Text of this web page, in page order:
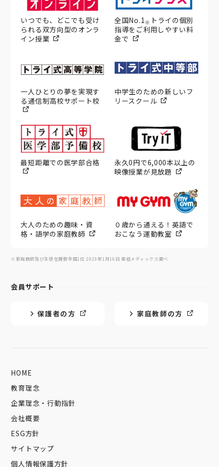
いつでも、どこでも受け
られる双方向型のオンラ
イン授業
全国No.1※ トライの個別
指導をご利用しやすい料
金で
一人ひとりの夢を実現す
る通信制高校サポート校
中学生のための新しいフ
リースクール
最短距離での医学部合格
永久0円で6,000本以上の
映像授業が見放題
大人のための趣味・資
格・語学の家庭教師
０歳から通える！英語で
おこなう運動教室
※家庭教師及び生徒在籍数全国1位 2023年1月16日 産經メディックス調べ
会員サポート
保護者の方 家庭教師の方
HOME
教育理念
企業理念・行動指針
会社概要
ESG方針
サイトマップ
個人情報保護方針